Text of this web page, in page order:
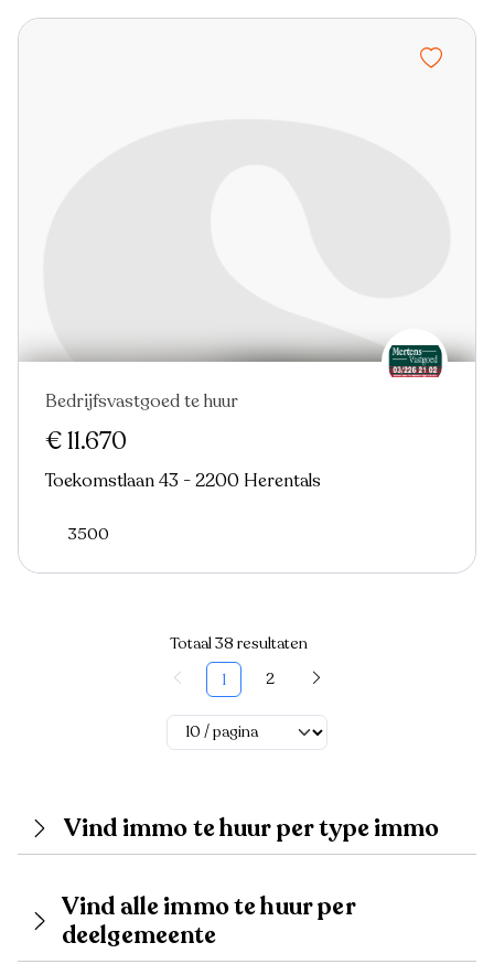
Bedrijfsvastgoed te huur
€ 11.670
Toekomstlaan 43 - 2200 Herentals
3500
Totaal 38 resultaten
1
2
Vind immo te huur per type immo
Vind alle immo te huur per
deelgemeente